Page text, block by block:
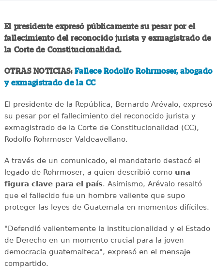
El presidente expresó públicamente su pesar por el
fallecimiento del reconocido jurista y exmagistrado de
la Corte de Constitucionalidad.
OTRAS NOTICIAS: Fallece Rodolfo Rohrmoser, abogado
y exmagistrado de la CC
El presidente de la República, Bernardo Arévalo, expresó
su pesar por el fallecimiento del reconocido jurista y
exmagistrado de la Corte de Constitucionalidad (CC),
Rodolfo Rohrmoser Valdeavellano.
A través de un comunicado, el mandatario destacó el
legado de Rohrmoser, a quien describió comouna
figura clave para el país. Asimismo, Arévalo resaltó
que el fallecido fue un hombre valiente que supo
proteger las leyes de Guatemala en momentos difíciles.
"Defendió valientemente la institucionalidad y el Estado
de Derecho en un momento crucial para la joven
democracia guatemalteca", expresó en el mensaje
compartido.